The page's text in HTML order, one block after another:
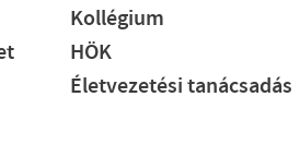
Kollégium
HÖK
Életvezetési tanácsadás